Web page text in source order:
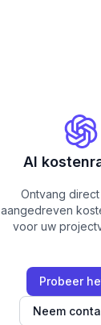
AI
Ontvang
aangedreven
voor uw
Probeer
Neem